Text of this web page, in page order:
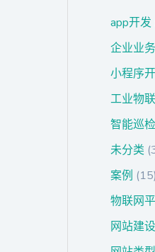
app开发
企业业
小程序
工业物
智能巡检
未分类
案例 (15)
物联网
网站建设